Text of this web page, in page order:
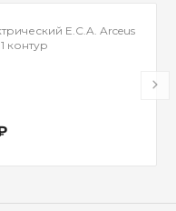
E.C.A. Arceus
контур